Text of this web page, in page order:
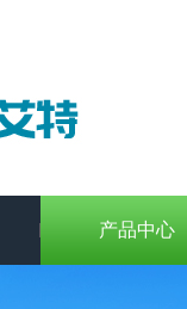
产品中心